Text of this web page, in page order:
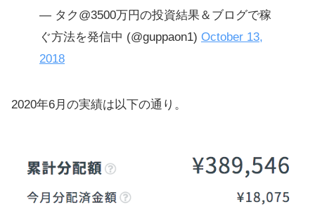
— タク@3500万円の投資結果＆ブログで稼
ぐ方法を発信中 (@guppaon1) October 13,
2018
2020年6月の実績は以下の通り。